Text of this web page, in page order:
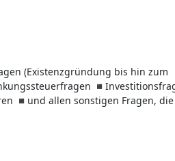
(Existenzgründung bis hin zum
◾und allen sonstigen Fragen, die